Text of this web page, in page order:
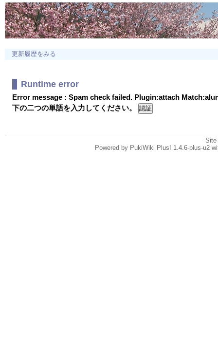
更新履歴をみる
Runtime error
Error message : Spam check failed. Plugin:attach
下の二つの単語を入力してください。
Powered by PukiWiki Plus! 1.4.6-plus-u2